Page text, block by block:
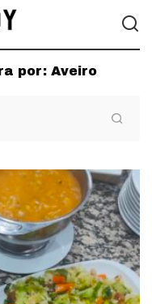
por: Aveiro